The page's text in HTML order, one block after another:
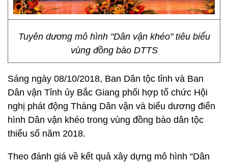
Tuyên dương mô hình "Dân vận khéo" tiêu biểu
vùng đồng bào DTTS
Sáng ngày 08/10/2018, Ban Dân tộc tỉnh và Ban
Dân vận Tỉnh ủy Bắc Giang phối hợp tổ chức Hội
nghị phát động Tháng Dân vận và biểu dương điển
hình Dân vận khéo trong vùng đồng bào dân tộc
thiểu số năm 2018.
Theo đánh giá về kết quả xây dựng mô hình “Dân